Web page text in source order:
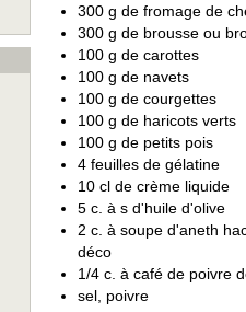
300 g de fromage de
300 g de brousse ou
100 g de carottes
100 g de navets
100 g de courgettes
100 g de haricots verts
100 g de petits pois
4 feuilles de gélatine
10 cl de crème liquide
5 c. à s d'huile d'olive
2 c. à soupe d'aneth
déco
1/4 c. à café de poivre
sel, poivre